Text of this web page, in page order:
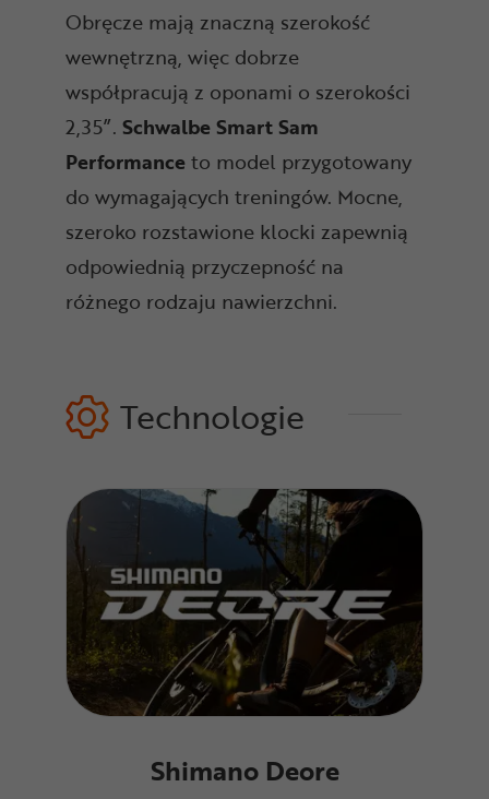
Obręcze mają znaczną szerokość
wewnętrzną, więc dobrze
współpracują z oponami o szerokości
2,35”. Schwalbe Smart Sam
Performanceto model przygotowany
do wymagających treningów. Mocne,
szeroko rozstawione klocki zapewnią
odpowiednią przyczepność na
różnego rodzaju nawierzchni.
Technologie
Shimano Deore